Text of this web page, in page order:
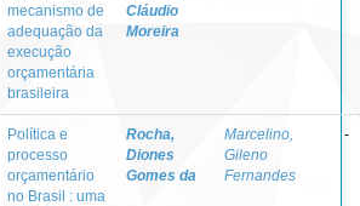
mecanismo de
adequação da
execução
orçamentária
brasileira
Cláudio
Moreira
Política e
processo
orçamentário
no Brasil : uma
Rocha,
Diones
Gomes da
Marcelino,
Gileno
Fernandes
-